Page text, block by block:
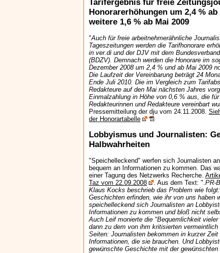
Tarifergebnis für freie
Honorarerhöhungen um 2,4 %
weitere 1,6 % ab Mai 2009
"Auch für freie arbeitnehmerähnliche
Tageszeitungen werden die Tarifhonorare
in ver.di und der DJV mit dem
(BDZV). Demnach werden die Honorare im
Dezember 2008 um 2,4 % und ab Mai 2009
Die Laufzeit der Vereinbarung beträgt 24
Ende Juli 2010. Die im Vergleich zum
Redakteure auf den Mai nächsten Jahres
Einmalzahlung in Höhe von 0,6 % aus, die
Redakteurinnen und Redakteure vereinbart
Pressemitteilung der dju vom 24.11.2008.
der Honorartabelle
Lobbyismus und Journalisten:
Halbwahrheiten
"Speichelleckend" werfen sich Journalisten
bequem an Informationen zu kommen. Das
einer Tagung des Netzwerks Recherche.
Taz vom 22.09.2008
. Aus dem Text: ".PR-
Klaus Kocks beschrieb das Problem wie
Geschichten erfinden, wie ihr von uns haben
speichelleckend sich Journalisten an
Informationen zu kommen und bloß nicht
Auch Leif monierte die "Bequemlichkeit
dann zu dem von ihm kritisierten
Seiten: Journalisten bekommen in kurzer
Informationen, die sie brauchen. Und
gewünschte Geschichte mit der